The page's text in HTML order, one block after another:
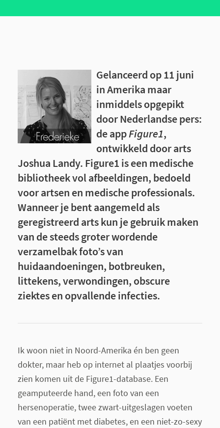
Gelanceerd op 11 juni
in Amerika maar
inmiddels opgepikt
door Nederlandse pers:
de appFigure1,
ontwikkeld door arts
Joshua Landy. Figure1 is een medische
bibliotheek vol afbeeldingen, bedoeld
voor artsen en medische professionals.
Wanneer je bent aangemeld als
geregistreerd arts kun je gebruik maken
van de steeds groter wordende
verzamelbak foto’s van
huidaandoeningen, botbreuken,
littekens, verwondingen, obscure
ziektes en opvallende infecties.
Ik woon niet in Noord-Amerika én ben geen
dokter, maar heb op internet al plaatjes voorbij
zien komen uit de Figure1-database. Een
geamputeerde hand, een foto van een
hersenoperatie, twee zwart-uitgeslagen voeten
van een patiënt met diabetes, en een niet-zo-sexy